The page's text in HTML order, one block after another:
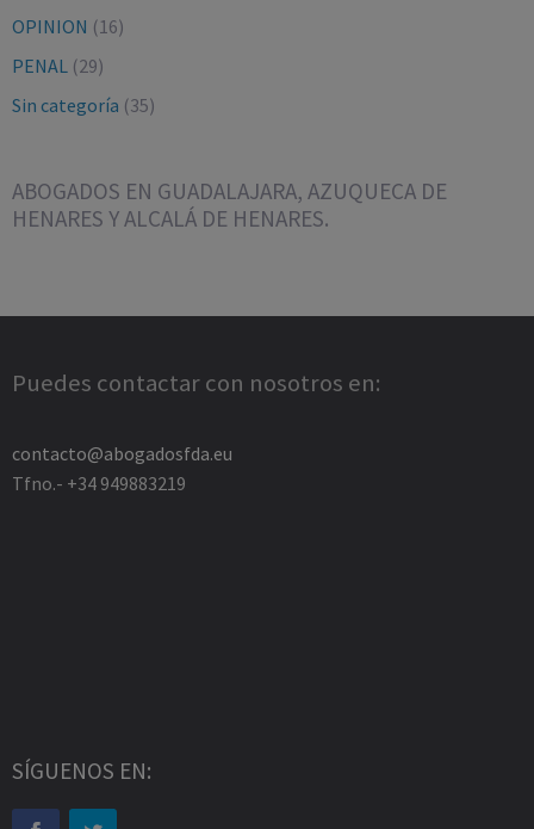
OPINION (16)
PENAL (29)
Sin categoría (35)
ABOGADOS EN GUADALAJARA, AZUQUECA DE
HENARES Y ALCALÁ DE HENARES.
Puedes contactar con nosotros en:
contacto@abogadosfda.eu
Tfno.- +34 949883219
SÍGUENOS EN: